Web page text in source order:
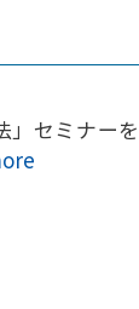
セミナー